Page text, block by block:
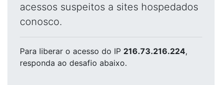
acessos suspeitos a sites hospedados
conosco.
Para liberar o acesso do IP 216.73.216.224,
responda ao desafio abaixo.